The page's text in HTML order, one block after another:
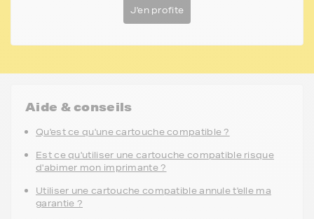
J'en profite
Aide & conseils
Qu'est ce qu'une cartouche compatible ?
Est ce qu'utiliser une cartouche compatible risque
d'abimer mon imprimante ?
Utiliser une cartouche compatible annule t'elle ma
garantie ?